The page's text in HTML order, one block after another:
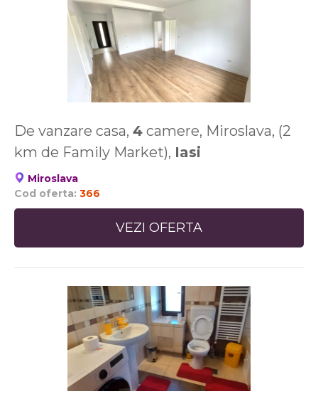
De vanzare casa, 4 camere, Miroslava, (2
km de Family Market), Iasi
Miroslava
Cod oferta: 366
VEZI OFERTA